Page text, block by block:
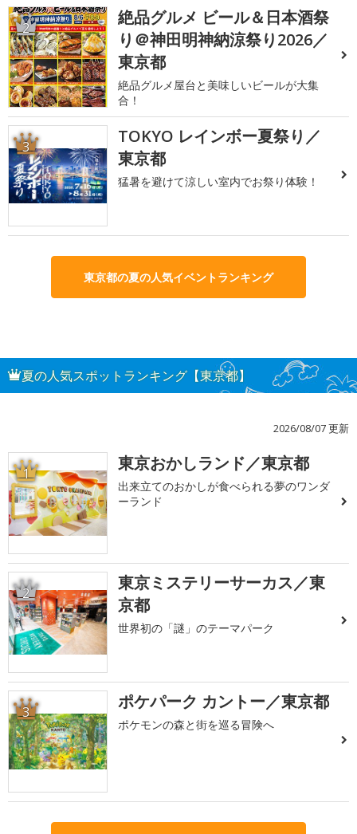
2
絶品グルメ ビール＆日本酒祭
り＠神田明神納涼祭り2026／
東京都
絶品グルメ屋台と美味しいビールが大集
合！
3
TOKYO レインボー夏祭り／
東京都
猛暑を避けて涼しい室内でお祭り体験！
東京都の夏の人気イベントランキング
夏の人気スポットランキング【東京都】
2026/08/07 更新
1 東京おかしランド／東京都
出来立てのおかしが食べられる夢のワンダ
ーランド
2
東京ミステリーサーカス／東
京都
世界初の「謎」のテーマパーク
3 ポケパーク カントー／東京都
ポケモンの森と街を巡る冒険へ